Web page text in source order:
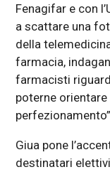
Fenagifar e con
a scattare una
della
farmacia,
farmacisti
poterne
Giua pone
destinatari